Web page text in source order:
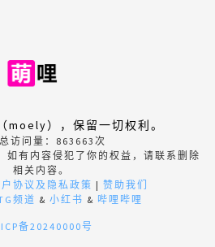
moely），保留一切权利。
访问量： 863663 次
如有内容侵犯了你的权益，请联系删除
相关内容。
户协议及隐私政策 | 赞助我们
频道 & 小红书 & 哔哩哔哩
备20240000号